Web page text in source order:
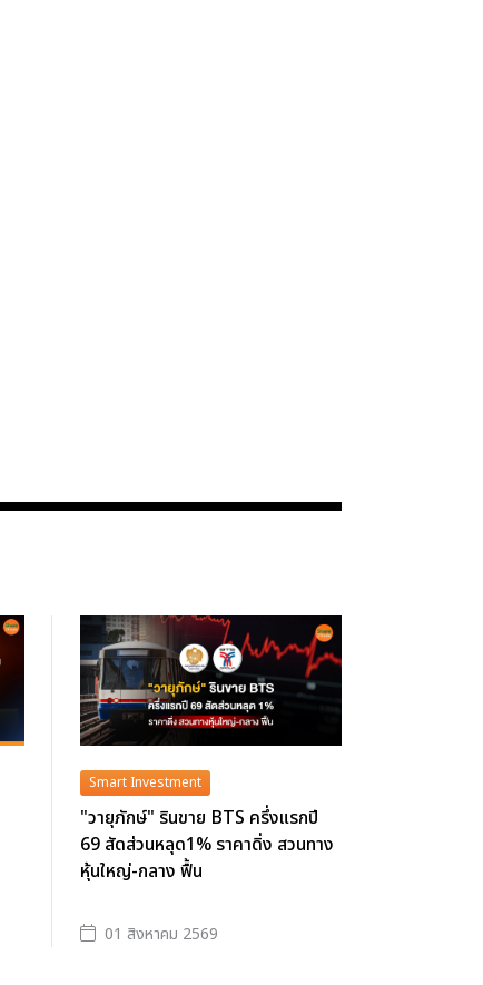
Smart Investment
"วายุภักษ์" รินขาย BTS ครึ่งแรกปี
69 สัดส่วนหลุด1% ราคาดิ่ง สวนทาง
หุ้นใหญ่-กลาง ฟื้น
01 สิงหาคม 2569